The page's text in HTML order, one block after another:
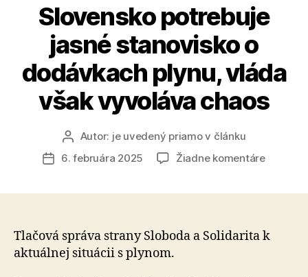
Slovensko potrebuje
jasné stanovisko o
dodávkach plynu, vláda
však vyvoláva chaos
Autor
článku
Autor: je uvedený priamo v článku
Dátum
6. februára 2025 Žiadne komentárena
o
Tlačová správa strany Sloboda a Solidarita k
aktuálnej situácii s plynom.